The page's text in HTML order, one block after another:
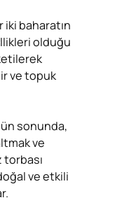
iki baharatın
olduğu
ve topuk
sonunda,
ve
torbası
ve etkili